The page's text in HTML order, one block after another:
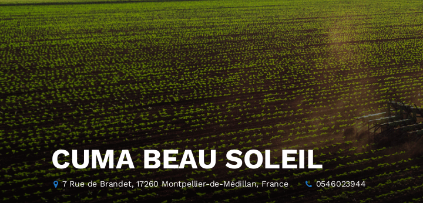
CUMA BEAU SOLEIL
7 Rue de Brandet, 17260 Montpellier-de-Médillan, France 0546023944